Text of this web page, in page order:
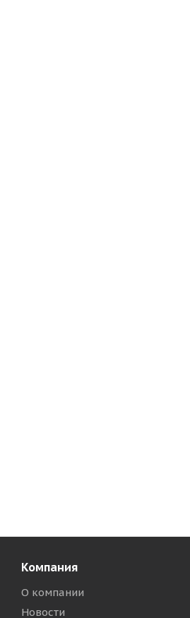
Компания
О компании
Новости